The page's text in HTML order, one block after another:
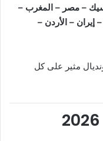
– مصر – المغرب –
إيران – الأردن –
مثير على كل